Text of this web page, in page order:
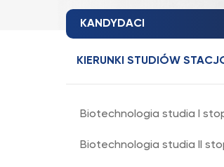
KANDYDACI
KIERUNKI STUDIÓW
Biotechnologia studia I
Biotechnologia studia II